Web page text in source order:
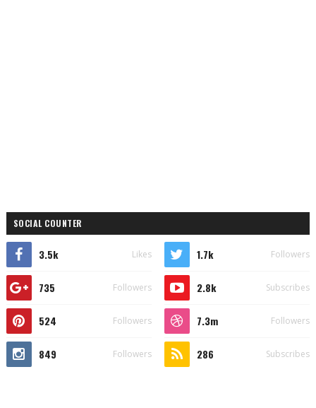
SOCIAL COUNTER
3.5k Likes 1.7k Followers
735 Followers 2.8k Subscribes
524 Followers 7.3m Followers
849 Followers 286 Subscribes